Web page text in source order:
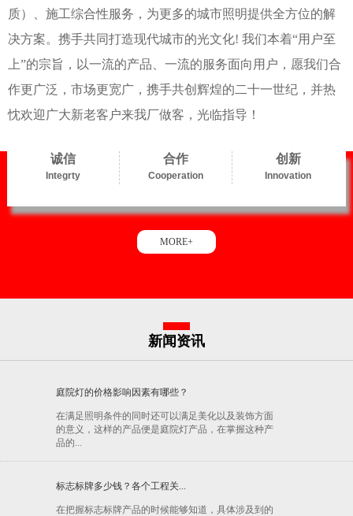
质）、施工综合性服务，为更多的城市照明提供全方位的解
决方案。携手共同打造现代城市的光文化! 我们本着“用户至
上”的宗旨，以一流的产品、一流的服务面向用户，愿我们合
作更广泛，市场更宽广，携手共创辉煌的二十一世纪，并热
忱欢迎广大新老客户来我厂做客，光临指导！
诚信
Integrty
合作
Cooperation
创新
Innovation
MORE+
新闻资讯
庭院灯的价格影响因素有哪些？
在满足照明条件的同时还可以满足美化以及装饰方面
的意义，这样的产品便是庭院灯产品，在掌握这种产
品的...
标志标牌多少钱？各个工程关...
在把握标志标牌产品的时候能够知道，具体涉及到的